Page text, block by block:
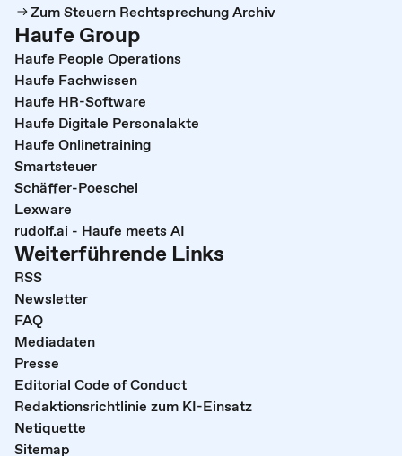
Zum Steuern Rechtsprechung Archiv
Haufe Group
Haufe People Operations
Haufe Fachwissen
Haufe HR-Software
Haufe Digitale Personalakte
Haufe Onlinetraining
Smartsteuer
Schäffer-Poeschel
Lexware
rudolf.ai - Haufe meets AI
Weiterführende Links
RSS
Newsletter
FAQ
Mediadaten
Presse
Editorial Code of Conduct
Redaktionsrichtlinie zum KI-Einsatz
Netiquette
Sitemap